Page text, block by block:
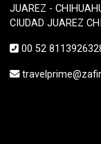
JUAREZ -
CIUDAD JUAREZ
00 52